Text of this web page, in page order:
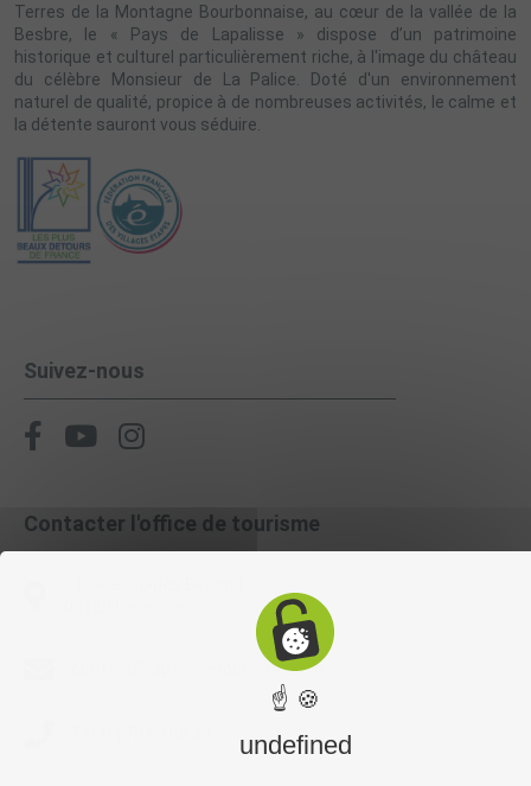
Terres de la Montagne Bourbonnaise, au cœur de la vallée de la
Besbre, le « Pays de Lapalisse » dispose d’un patrimoine
historique et culturel particulièrement riche, à l'image du château
du célèbre Monsieur de La Palice. Doté d'un environnement
naturel de qualité, propice à de nombreuses activités, le calme et
la détente sauront vous séduire.
Suivez-nous
Contacter l'office de tourisme
contact@lapalissetourisme.com
☝ 🍪
undefined